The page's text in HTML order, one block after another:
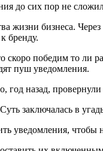
до сих пор не
жизни бизнеса.
бренду.
скоро победим то ли
пуш уведомления.
год назад,
заключалась в
уведомления,